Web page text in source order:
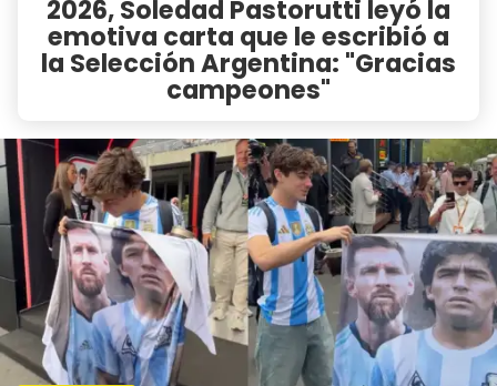
2026, Soledad Pastorutti leyó la
emotiva carta que le escribió a
la Selección Argentina: "Gracias
campeones"